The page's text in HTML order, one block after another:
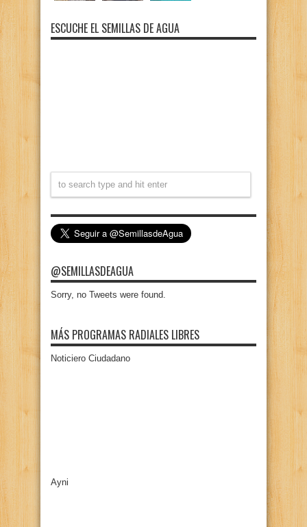
ESCUCHE EL SEMILLAS DE AGUA
@SEMILLASDEAGUA
Sorry, no Tweets were found.
MÁS PROGRAMAS RADIALES LIBRES
Noticiero Ciudadano
Ayni